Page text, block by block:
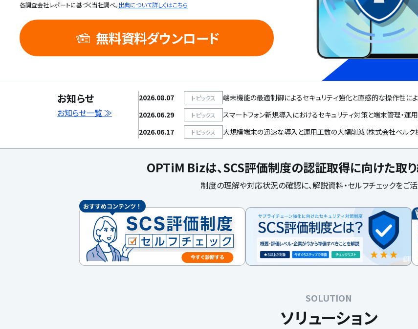
各調査会社レポートに基づく当社調べ。出典について詳しくはこちら
無料資料ダウンロード
お知らせ
お知らせ一覧 ≫
2026.08.07 トピックス
端末機能の最適制御によるセキュリティ強化と直感的な操作性
健康財団様）
2026.06.29 トピックス
スマートフォン新規導入におけるセキュリティ対策と端末管理・運
2026.06.17
トピックス 大規模端末の迅速な導入と運用工数の大幅削減（株式会社ベルク
OPTiM Bizは、SCS評価制度の認証取得に向けた取り
制度の理解や対応状況の確認に、解説資料・セルフチェックをご活
SOLUTION
ソリューション